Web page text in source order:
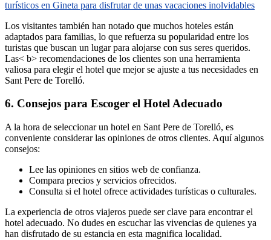
turísticos en Gineta para disfrutar de unas vacaciones inolvidables
Los visitantes también han notado que muchos hoteles están
adaptados para familias, lo que refuerza su popularidad entre los
turistas que buscan un lugar para alojarse con sus seres queridos.
Las< b> recomendaciones de los clientes son una herramienta
valiosa para elegir el hotel que mejor se ajuste a tus necesidades en
Sant Pere de Torelló.
6. Consejos para Escoger el Hotel Adecuado
A la hora de seleccionar un hotel en Sant Pere de Torelló, es
conveniente considerar las opiniones de otros clientes. Aquí algunos
consejos:
Lee las opiniones en sitios web de confianza.
Compara precios y servicios ofrecidos.
Consulta si el hotel ofrece actividades turísticas o culturales.
La experiencia de otros viajeros puede ser clave para encontrar el
hotel adecuado. No dudes en escuchar las vivencias de quienes ya
han disfrutado de su estancia en esta magnifica localidad.